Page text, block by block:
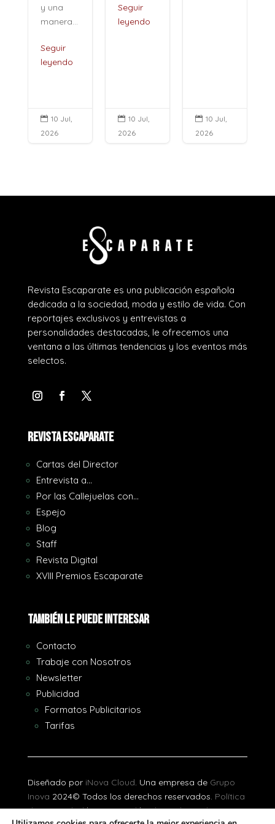
y una
manera...
Seguir
leyendo
 10 Jul,
2026
Seguir
leyendo
 10 Jul,
2026
 10 Jul,
2026
Revista Escaparate es una publicación española
dedicada a la sociedad, moda y estilo de vida. Con
reportajes exclusivos y entrevistas a
personalidades destacadas, le ofrecemos una
ventana a las últimas tendencias y los eventos más
selectos.
REVISTA ESCAPARATE
Cartas del Director
Entrevista a…
Por las Callejuelas con…
Espejo
Blog
Staff
Revista Digital
XVIII Premios Escaparate
También le puede interesar
Contacto
Trabaje con Nosotros
Newsletter
Publicidad
Formatos Publicitarios
Tarifas
Diseñado por iNova Cloud. Una empresa de Grupo
Inova 2024© Todos los derechos reservados. Política
de Privacidad|Aviso Legal|Política de Cookies